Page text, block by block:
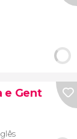
e Gent